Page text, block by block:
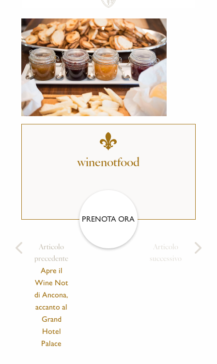
winenotfood
PRENOTA ORA
Articolo
precedente
Apre il
Wine Not
di Ancona,
accanto al
Grand
Hotel
Palace
Articolo
successivo